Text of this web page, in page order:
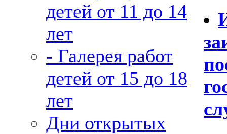
детей от 11 до 14
лет
- Галерея работ
детей от 15 до 18
лет
Дни открытых